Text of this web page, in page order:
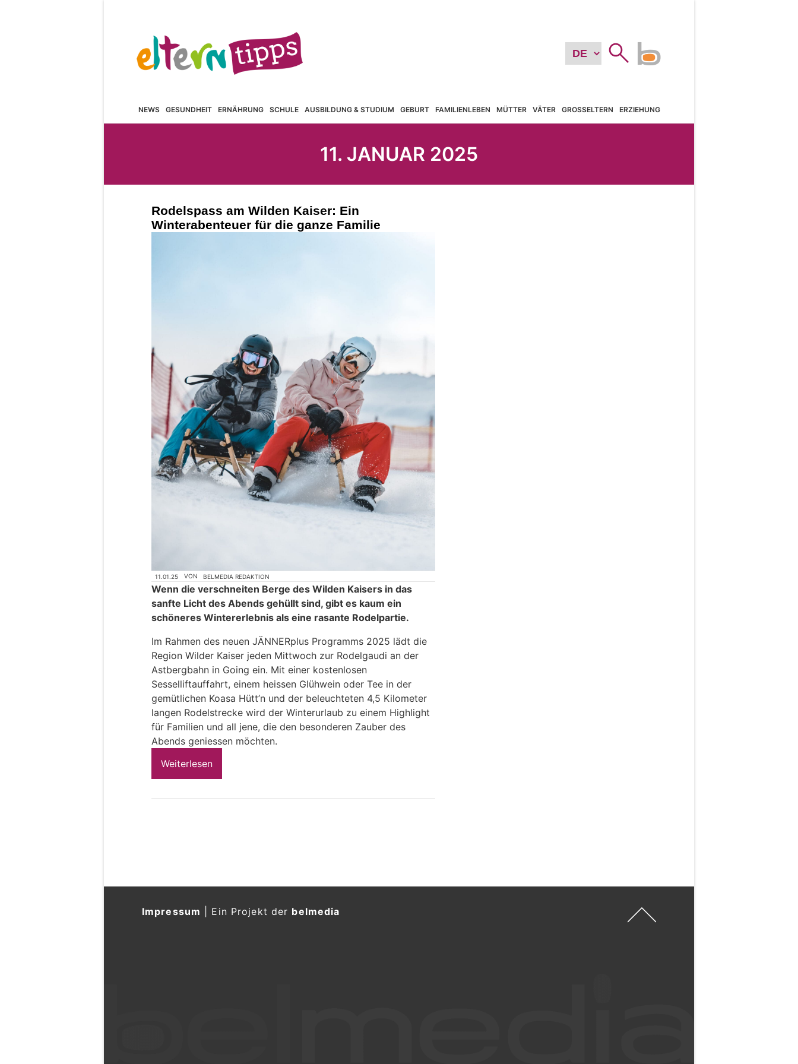
NEWS GESUNDHEIT ERNÄHRUNG SCHULE AUSBILDUNG & STUDIUM GEBURT FAMILIENLEBEN MÜTTER VÄTER GROSSELTERN ERZIEHUNG
11. JANUAR 2025
Rodelspass am Wilden Kaiser: Ein
Winterabenteuer für die ganze Familie
11.01.25 VON BELMEDIA REDAKTION
Wenn die verschneiten Berge des Wilden Kaisers in das
sanfte Licht des Abends gehüllt sind, gibt es kaum ein
schöneres Wintererlebnis als eine rasante Rodelpartie.
Im Rahmen des neuen JÄNNERplus Programms 2025 lädt die
Region Wilder Kaiser jeden Mittwoch zur Rodelgaudi an der
Astbergbahn in Going ein. Mit einer kostenlosen
Sesselliftauffahrt, einem heissen Glühwein oder Tee in der
gemütlichen Koasa Hütt’n und der beleuchteten 4,5 Kilometer
langen Rodelstrecke wird der Winterurlaub zu einem Highlight
für Familien und all jene, die den besonderen Zauber des
Abends geniessen möchten.
Weiterlesen
Impressum Ein Projekt der belmedia